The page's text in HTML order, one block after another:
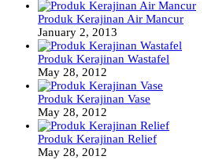
Produk Kerajinan Air Mancur
January 2, 2013
Produk Kerajinan Wastafel
May 28, 2012
Produk Kerajinan Vase
May 28, 2012
Produk Kerajinan Relief
May 28, 2012